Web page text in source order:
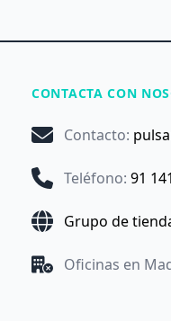
CONTACTA CON
Contacto:
Teléfono: 91
Grupo de
Oficinas en